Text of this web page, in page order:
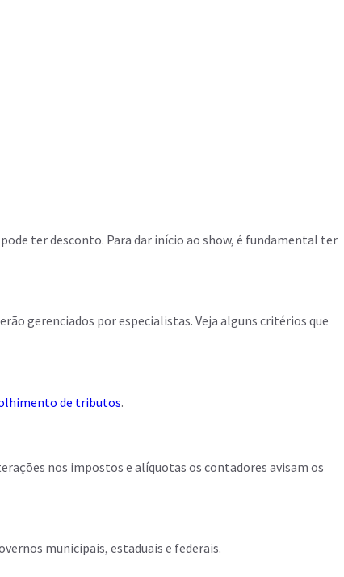
ter desconto. Para dar início ao show, é fundamental ter
gerenciados por especialistas. Veja alguns critérios que
de tributos.
nos impostos e alíquotas os contadores avisam os
municipais, estaduais e federais.